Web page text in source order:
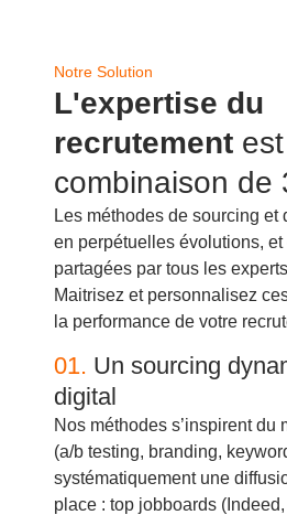
01. Un sourcing
digital
Nos méthodes s’inspirent du
(a/b testing, branding,
systématiquement une
place : top jobboards
Notre Solution
L'expertise du
recrutement
combinaison de
Les méthodes de sourcing et
en perpétuelles évolutions, et
partagées par tous les
Maitrisez et personnalisez
la performance de votre